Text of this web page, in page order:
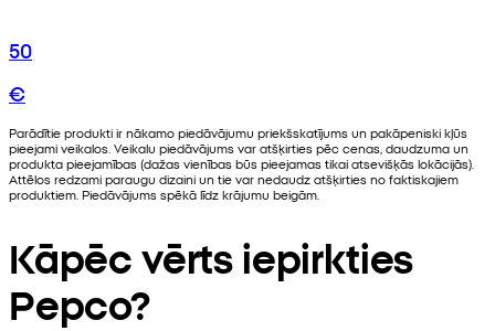
50
€
Parādītie produkti ir nākamo piedāvājumu priekšskatījums un pakāpeniski kļūs
pieejami veikalos. Veikalu piedāvājums var atšķirties pēc cenas, daudzuma un
produkta pieejamības (dažas vienības būs pieejamas tikai atsevišķās lokācijās).
Attēlos redzami paraugu dizaini un tie var nedaudz atšķirties no faktiskajiem
produktiem. Piedāvājums spēkā līdz krājumu beigām.
Kāpēc vērts iepirkties
Pepco?